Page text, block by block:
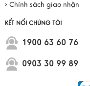
› Chính sách giao nhận
KẾT NỐI CHÚNG TÔI
1900 63 60 76
0903 30 99 89